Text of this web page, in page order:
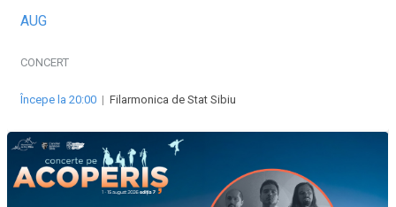
AUG
CONCERT
Începe la 20:00 | Filarmonica de Stat Sibiu